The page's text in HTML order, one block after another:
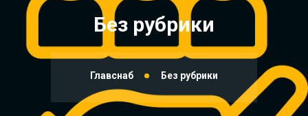
Без рубрики
Главснаб Без рубрики